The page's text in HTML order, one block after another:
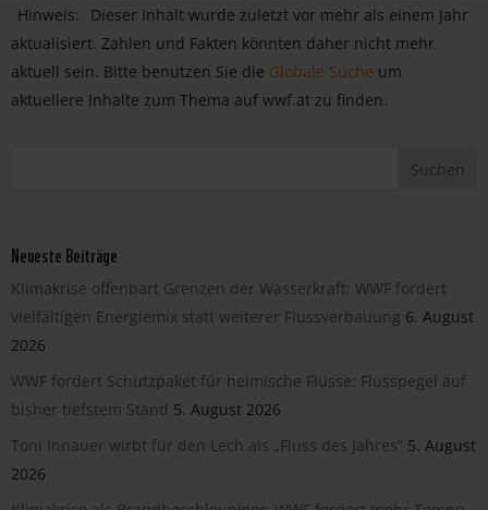
Hinweis:
Dieser Inhalt wurde zuletzt vor mehr als einem Jahr
aktualisiert. Zahlen und Fakten könnten daher nicht mehr
aktuell sein. Bitte benutzen Sie die Globale Suche um
aktuellere Inhalte zum Thema auf wwf.at zu finden.
Neueste Beiträge
Klimakrise offenbart Grenzen der Wasserkraft: WWF fordert
vielfältigen Energiemix statt weiterer Flussverbauung 6. August
2026
WWF fordert Schutzpaket für heimische Flüsse: Flusspegel auf
bisher tiefstem Stand 5. August 2026
Toni Innauer wirbt für den Lech als „Fluss des Jahres“ 5. August
2026